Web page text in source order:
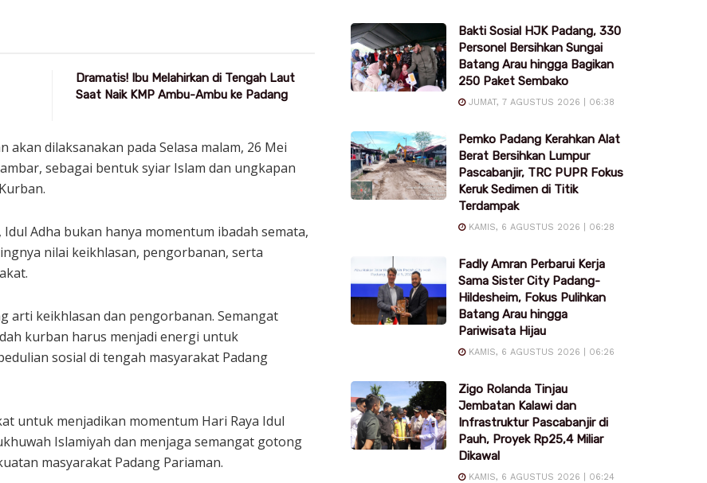
Dramatis! Ibu Melahirkan di Tengah Laut
Saat Naik KMP Ambu-Ambu ke Padang
dilaksanakan pada Selasa malam, 26 Mei
sebagai bentuk syiar Islam dan ungkapan
Adha bukan hanya momentum ibadah semata,
nilai keikhlasan, pengorbanan, serta
arti keikhlasan dan pengorbanan. Semangat
kurban harus menjadi energi untuk
sosial di tengah masyarakat Padang
untuk menjadikan momentum Hari Raya Idul
Islamiyah dan menjaga semangat gotong
masyarakat Padang Pariaman.
Bakti Sosial HJK Padang, 330
Personel Bersihkan Sungai
Batang Arau hingga Bagikan
250 Paket Sembako
JUMAT, 7 AGUSTUS 2026 | 06:38
Pemko Padang Kerahkan Alat
Berat Bersihkan Lumpur
Pascabanjir, TRC PUPR Fokus
Keruk Sedimen di Titik
Terdampak
KAMIS, 6 AGUSTUS 2026 | 06:28
Fadly Amran Perbarui Kerja
Sama Sister City Padang-
Hildesheim, Fokus Pulihkan
Batang Arau hingga
Pariwisata Hijau
KAMIS, 6 AGUSTUS 2026 | 06:26
Zigo Rolanda Tinjau
Jembatan Kalawi dan
Infrastruktur Pascabanjir di
Pauh, Proyek Rp25,4 Miliar
Dikawal
KAMIS, 6 AGUSTUS 2026 | 06:24